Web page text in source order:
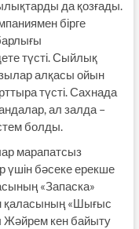
да қозғады.
бірге
түсті. Сыйлық
алқасы ойын
түсті. Сахнада
ал залда –
болды.
марапатсыз
үшін бәсеке ерекше
«Запаска»
қаласының «Шығыс
Жәйрем кен байыту